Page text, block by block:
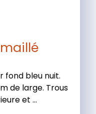
fond bleu nuit.
de large. Trous
et ...